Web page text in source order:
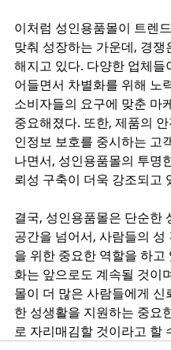
이처럼 성인용품몰이 트렌
맞춰 성장하는 가운데, 경쟁
해지고 있다. 다양한 업체들
어들면서 차별화를 위해 노
소비자들의 요구에 맞춘 마
중요해졌다. 또한, 제품의
인정보 보호를 중시하는 고
나면서, 성인용품몰의 투명
뢰성 구축이 더욱 강조되고
결국, 성인용품몰은 단순한
공간을 넘어서, 사람들의 성
을 위한 중요한 역할을 하고
화는 앞으로도 계속될 것이
몰이 더 많은 사람들에게 신
한 성생활을 지원하는 중요
로 자리매김할 것이라고 할